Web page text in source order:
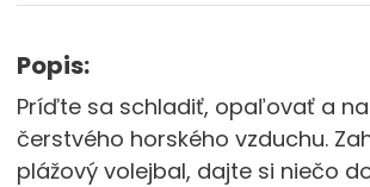
Popis:
Príďte sa schladiť, opaľovať a
čerstvého horského vzduchu.
plážový volejbal, dajte si niečo